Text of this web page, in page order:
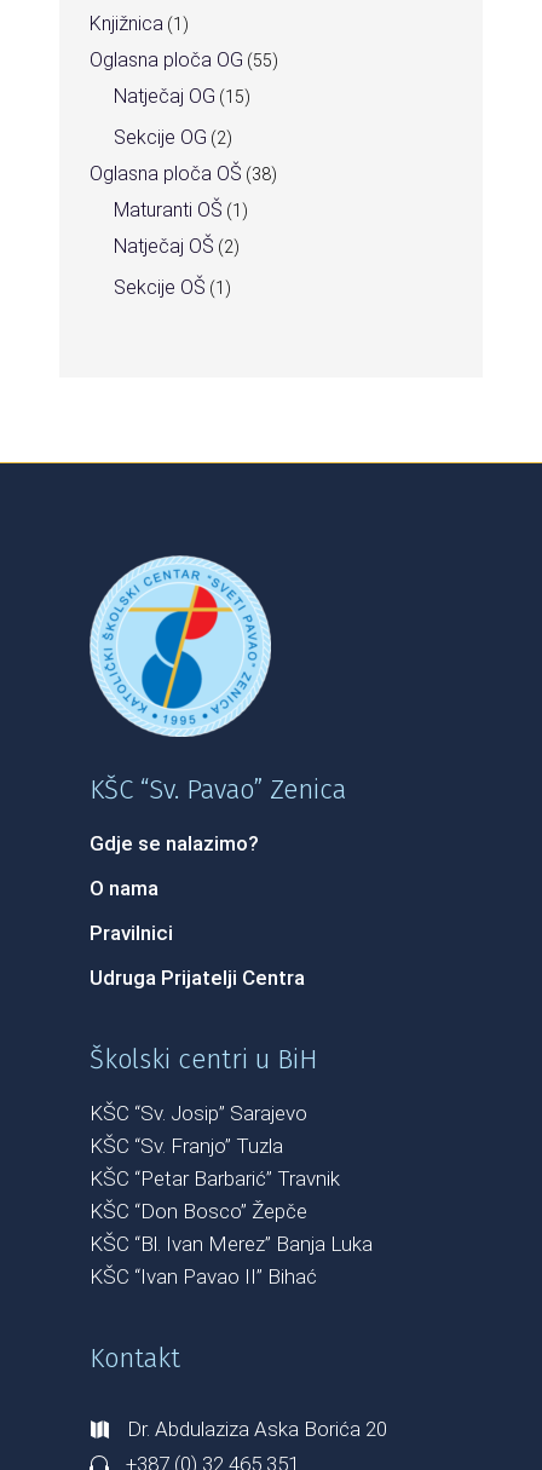
Knjižnica (1)
Oglasna ploča OG (55)
Natječaj OG (15)
Sekcije OG (2)
Oglasna ploča OŠ (38)
Maturanti OŠ (1)
Natječaj OŠ (2)
Sekcije OŠ (1)
KŠC “Sv. Pavao” Zenica
Gdje se nalazimo?
O nama
Pravilnici
Udruga Prijatelji Centra
Školski centri u BiH
KŠC “Sv. Josip” Sarajevo
KŠC “Sv. Franjo” Tuzla
KŠC “Petar Barbarić” Travnik
KŠC “Don Bosco” Žepče
KŠC “Bl. Ivan Merez” Banja Luka
KŠC “Ivan Pavao II” Bihać
Kontakt
Dr. Abdulaziza Aska Borića 20
+387 (0) 32 465 351